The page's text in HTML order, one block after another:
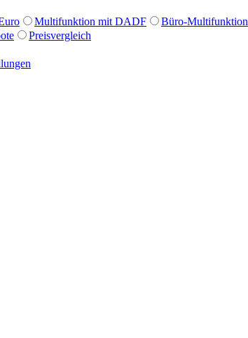
Multifunktion mit DADF Büro-Multifunktion
Preisvergleich